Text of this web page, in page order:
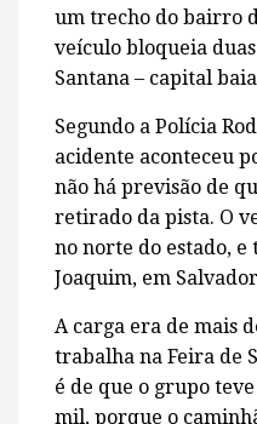
um trecho do bairro
veículo bloqueia
Santana – capital
Segundo a Polícia
acidente aconteceu
não há previsão de
retirado da pista. O
no norte do estado, e
Joaquim, em
A carga era de mais
trabalha na Feira de
é de que o grupo
mil, porque o